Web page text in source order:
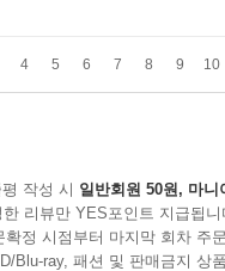
4 5 6 7 8 9 10
작성 시 일반회원 50원, 마니
리뷰만 YES포인트 지급됩니
정 시점부터 마지막 회차 주
Blu-ray, 패션 및 판매금지 상